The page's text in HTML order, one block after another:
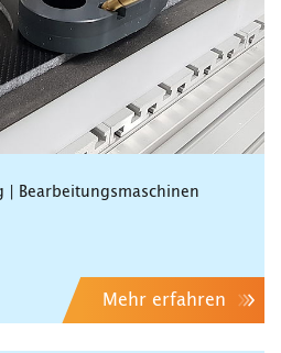
Bearbeitungsmaschinen
Mehr erfahren